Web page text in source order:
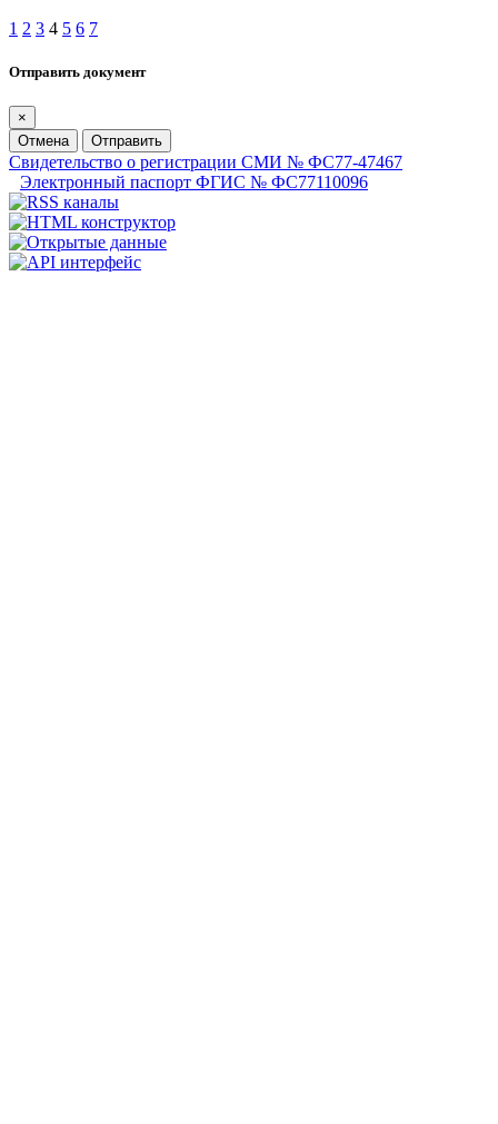
1 2 3 4 5 6 7
Отправить документ
×
Отмена
Отправить
Свидетельство о регистрации СМИ № ФС77-47467
Электронный паспорт ФГИС № ФС77110096